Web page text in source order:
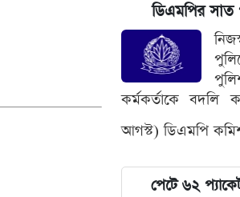
ডিএমপির সাত
কর্মকর্তাকে বদলি
আগস্ট) ডিএমপি
পেটে ৬২